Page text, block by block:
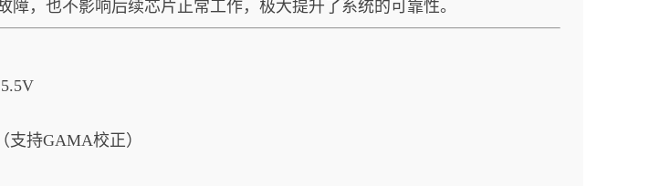
障，也不影响后续芯片正常工作，极大提升了系统的可靠性。
支持GAMA校正）